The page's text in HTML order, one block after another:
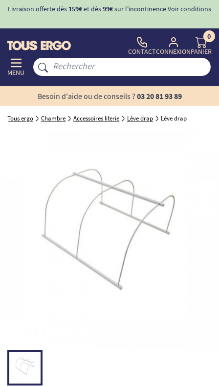
Livraison offerte dès 159€et dès99€sur l'incontinenceVoir conditions
MENU
CONTACTCONNEXION
0
PANIER
Besoin d'aide ou de conseils ? 03 20 81 93 89
Tous ergo Chambre Accessoires literie Lève drap Lève drap